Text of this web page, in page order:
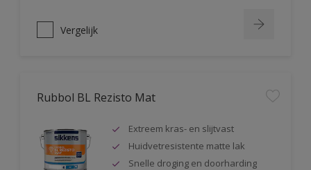
Vergelijk
Rubbol BL Rezisto Mat
Extreem kras- en slijtvast
Huidvetresistente matte lak
Snelle droging en doorharding